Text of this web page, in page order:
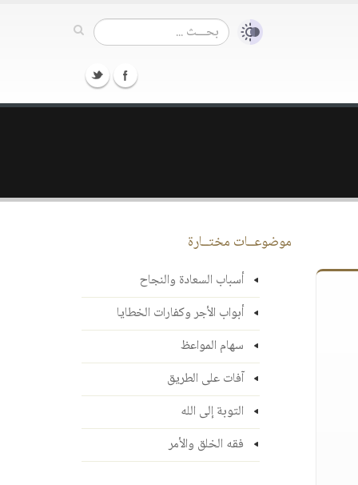
موضوعــات مختــارة
أسباب السعادة والنجاح
أبواب الأجر وكفارات الخطايا
سهام المواعظ
آفات على الطريق
التوبة إلى الله
فقه الخلق والأمر